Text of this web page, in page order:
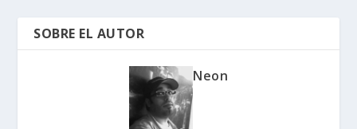
SOBRE EL AUTOR
Neon